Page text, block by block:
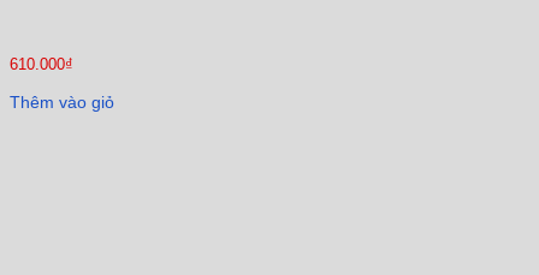
610.000₫
Thêm vào giỏ